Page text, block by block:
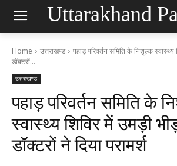
Uttarakhand
Home उत्तराखण्ड
पहाड़ परिवर्तन समिति के निशुल्क स्वास्थ्य
डॉक्टरों...
उत्तराखण्ड
पहाड़ परिवर्तन समिति के
स्वास्थ्य शिविर में उमड़ी
डॉक्टरों ने दिया परामर्श